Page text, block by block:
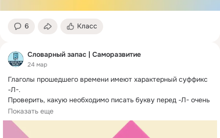
6 Класс
Словарный запас | Саморазвитие
24 мар
Глаголы прошедшего времени имеют характерный суффикс
-Л-.
Проверить, какую необходимо писать букву перед -Л- очень
просто: нужно поставить глагол в неопределенную форму.
Показать еще